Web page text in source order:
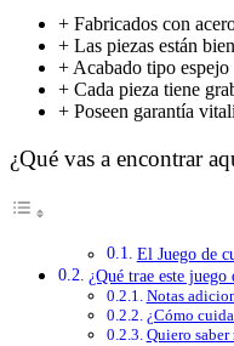
+ Fabricados con
+ Las piezas están
+ Acabado tipo espejo
+ Cada pieza tiene
+ Poseen garantía
¿Qué vas a encontrar
El Juego de
¿Qué trae este
Notas
¿Cómo
Quiero saber